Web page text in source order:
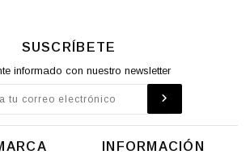
SUSCRÍBETE
informado con nuestro newsletter
INFORMACIÓN